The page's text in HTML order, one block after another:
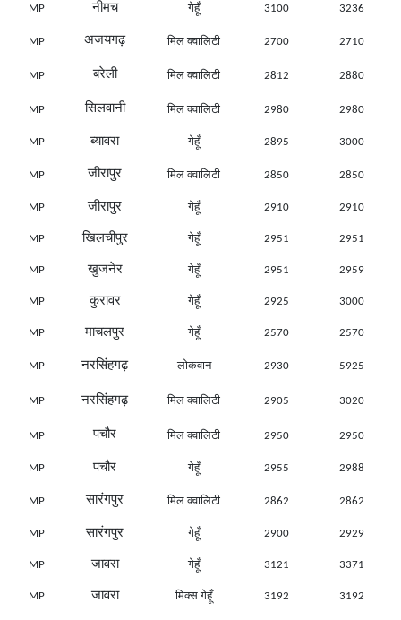
MP नीमच गेहूँ 3100 3236
MP अजयगढ़ मिल क्वालिटी 2700 2710
MP बरेली मिल क्वालिटी 2812 2880
MP सिलवानी मिल क्वालिटी 2980 2980
MP ब्यावरा गेहूँ 2895 3000
MP जीरापुर मिल क्वालिटी 2850 2850
MP जीरापुर गेहूँ 2910 2910
MP खिलचीपुर गेहूँ 2951 2951
MP खुजनेर गेहूँ 2951 2959
MP कुरावर गेहूँ 2925 3000
MP माचलपुर गेहूँ 2570 2570
MP नरसिंहगढ़ लोकवान 2930 5925
MP नरसिंहगढ़ मिल क्वालिटी 2905 3020
MP पचौर मिल क्वालिटी 2950 2950
MP पचौर गेहूँ 2955 2988
MP सारंगपुर मिल क्वालिटी 2862 2862
MP सारंगपुर गेहूँ 2900 2929
MP जावरा गेहूँ 3121 3371
MP जावरा मिक्स गेहूँ 3192 3192